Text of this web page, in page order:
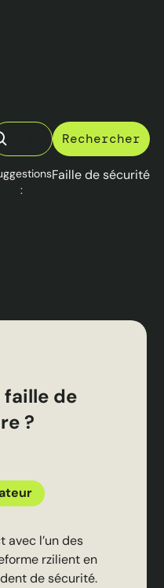
:
Faille de sécurité
de
?
avec l’un des
rzilient en
de sécurité.